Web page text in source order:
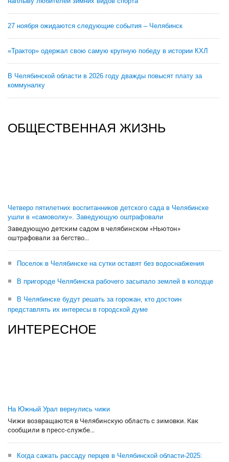
27 ноября ожидаются следующие события – Челябинск
«Трактор» одержал свою самую крупную победу в истории КХЛ
В Челябинской области в 2026 году дважды повысят плату за
коммуналку
ОБЩЕСТВЕННАЯ ЖИЗНЬ
Четверо пятилетних воспитанников детского сада в Челябинске
ушли в «самоволку». Заведующую оштрафовали
Заведующую детским садом в челябинском «Ньютон»
оштрафовали за бегство...
Поселок в Челябинске на сутки оставят без водоснабжения
В пригороде Челябинска рабочего засыпало землей в колодце
В Челябинске будут решать за горожан, кто достоин
представлять их интересы в городской думе
ИНТЕРЕСНОЕ
На Южный Урал вернулись чижи
Чижи возвращаются в Челябинскую область с зимовки. Как
сообщили в пресс-службе...
Когда сажать рассаду перцев в Челябинской области-2025: